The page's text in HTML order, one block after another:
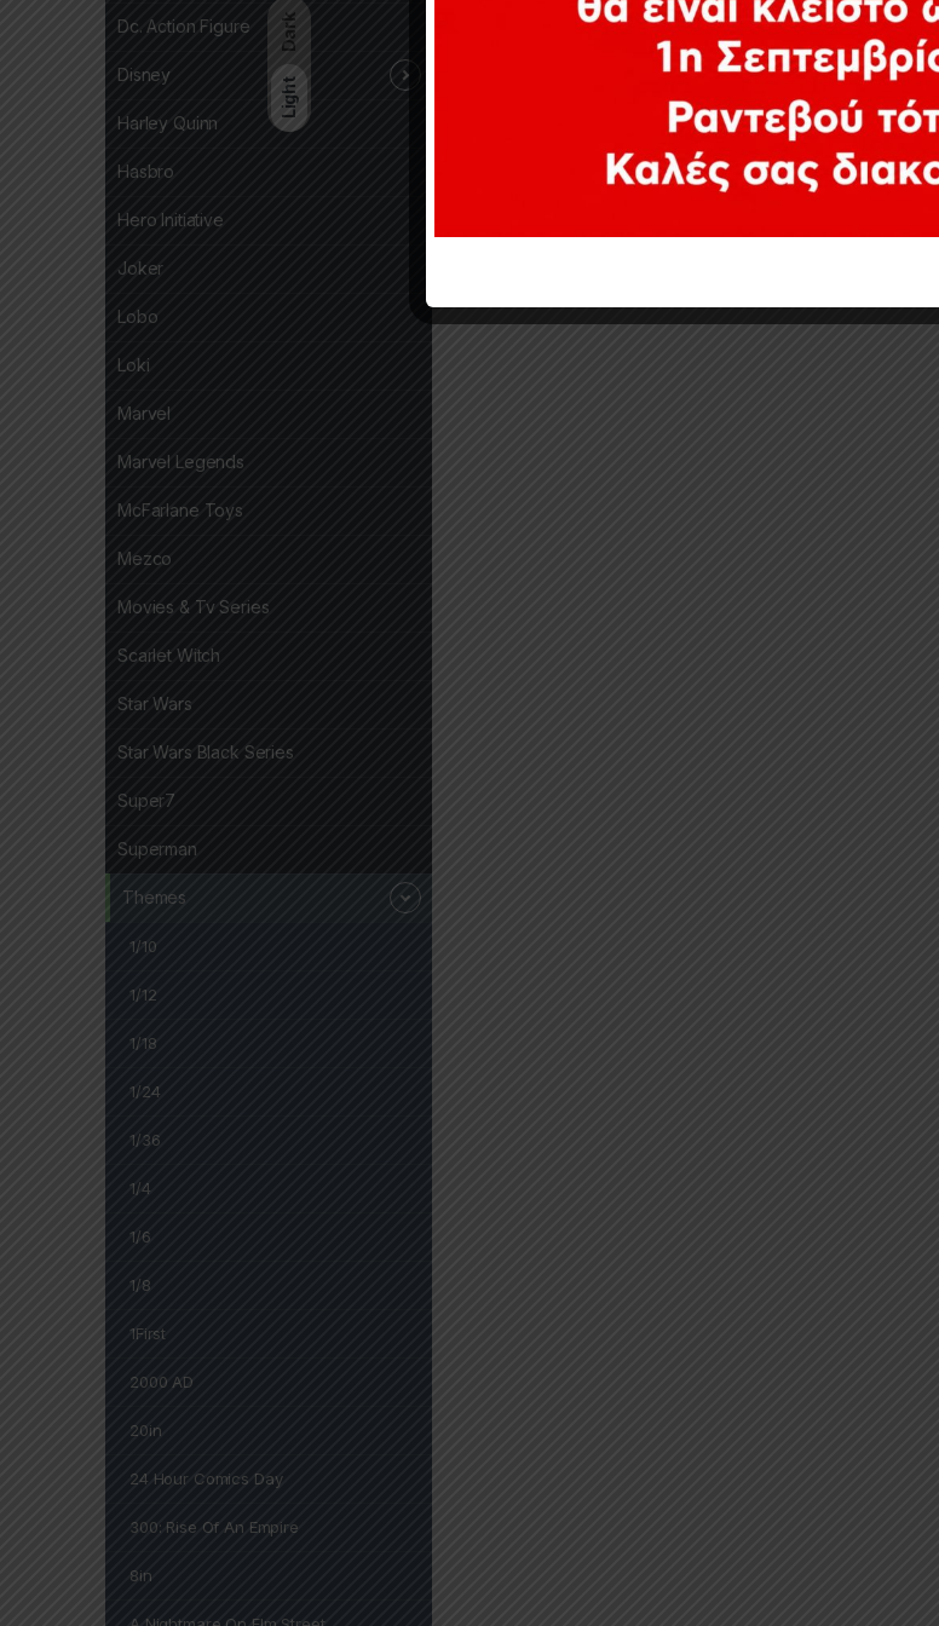
Dark
Light
Dc. Action Figure
Disney
Harley Quinn
Hasbro
Hero Initiative
Joker
Lobo
Loki
Marvel
Marvel Legends
McFarlane Toys
Mezco
Movies & Tv Series
Scarlet Witch
Star Wars
Star Wars Black Series
Super7
Superman
Themes
1/10
1/12
1/18
1/24
1/36
1/4
1/6
1/8
1First
2000 AD
20in
24 Hour Comics Day
300: Rise Of An Empire
8in